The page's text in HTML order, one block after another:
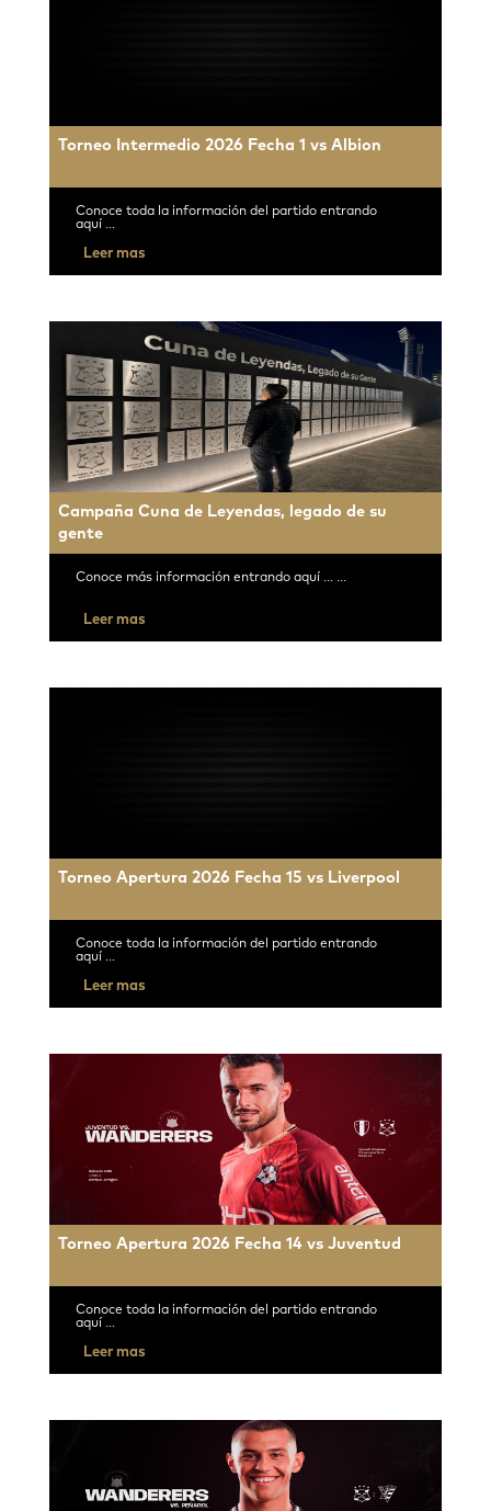
Torneo Intermedio 2026 Fecha 1 vs Albion
Conoce toda la información del partido entrando
aquí ...
Leer mas
Campaña Cuna de Leyendas, legado de su
gente
Conoce más información entrando aquí ... ...
Leer mas
Torneo Apertura 2026 Fecha 15 vs Liverpool
Conoce toda la información del partido entrando
aquí ...
Leer mas
Torneo Apertura 2026 Fecha 14 vs Juventud
Conoce toda la información del partido entrando
aquí ...
Leer mas